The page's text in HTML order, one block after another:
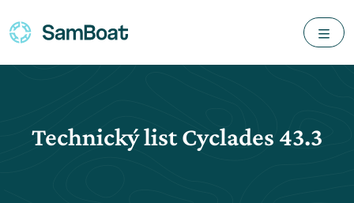
Technický list Cyclades 43.3